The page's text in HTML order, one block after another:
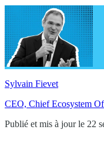
Sylvain Fievet
CEO, Chief Ecosystem
Publié et mis à jour le 22